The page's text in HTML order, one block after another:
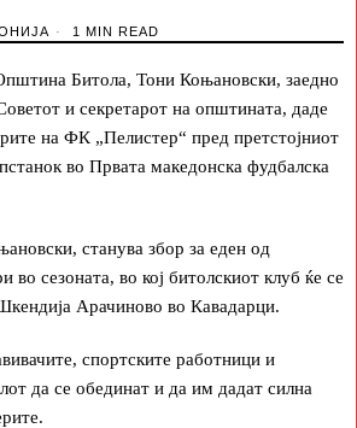
1 MIN READ
Битола, Тони Коњановски, заедно
и секретарот на општината, даде
на ФК „Пелистер“ пред претстојниот
во Првата македонска фудбалска
станува збор за еден од
во сезоната, во кој битолскиот клуб ќе се
Арачиново во Кавадарци.
спортските работници и
да се обединат и да им дадат силна